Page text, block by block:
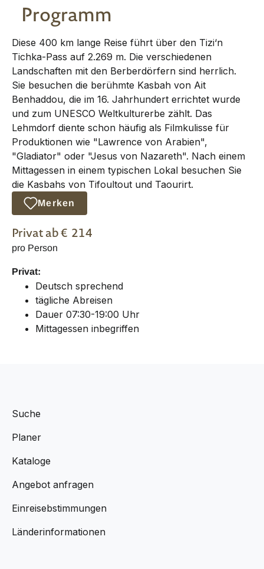
Programm
Diese 400 km lange Reise führt über den Tizi‘n
Tichka-Pass auf 2.269 m. Die verschiedenen
Landschaften mit den Berberdörfern sind herrlich.
Sie besuchen die berühmte Kasbah von Ait
Benhaddou, die im 16. Jahrhundert errichtet wurde
und zum UNESCO Weltkulturerbe zählt. Das
Lehmdorf diente schon häufig als Filmkulisse für
Produktionen wie "Lawrence von Arabien",
"Gladiator" oder "Jesus von Nazareth". Nach einem
Mittagessen in einem typischen Lokal besuchen Sie
die Kasbahs von Tifoultout und Taourirt.
Merken
Privatab € 214
pro Person
Privat:
Deutsch sprechend
tägliche Abreisen
Dauer 07:30-19:00 Uhr
Mittagessen inbegriffen
Suche
Planer
Kataloge
Angebot anfragen
Einreisebstimmungen
Länderinformationen